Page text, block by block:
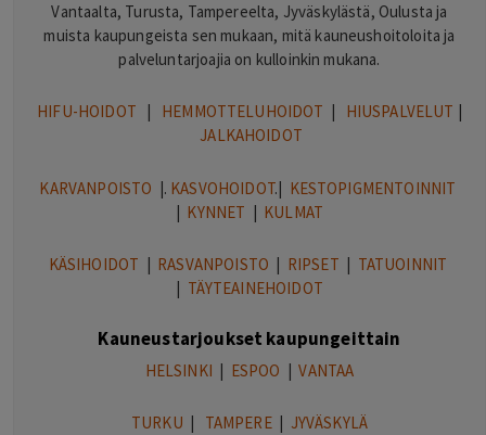
Vantaalta, Turusta, Tampereelta, Jyväskylästä, Oulusta ja
muista kaupungeista sen mukaan, mitä kauneushoitoloita ja
palveluntarjoajia on kulloinkin mukana.
HIFU-HOIDOT HEMMOTTELUHOIDOT HIUSPALVELUT
JALKAHOIDOT
KARVANPOISTO |. KASVOHOIDOT.| KESTOPIGMENTOINNIT
| KYNNET | KULMAT
KÄSIHOIDOT | RASVANPOISTO | RIPSET | TATUOINNIT
| TÄYTEAINEHOIDOT
Kauneustarjoukset kaupungeittain
HELSINKI | ESPOO |VANTAA
TURKU TAMPERE| JYVÄSKYLÄ